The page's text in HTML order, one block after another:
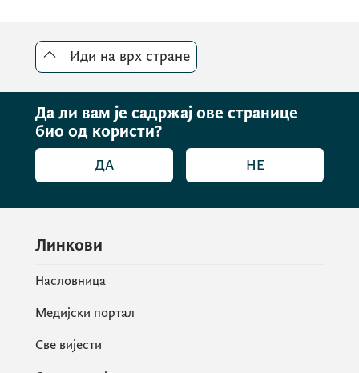
Иди на врх стране
Да ли вам је садржај ове странице
био од користи?
ДА НЕ
Линкови
Насловница
Медијски портал
Све вијести